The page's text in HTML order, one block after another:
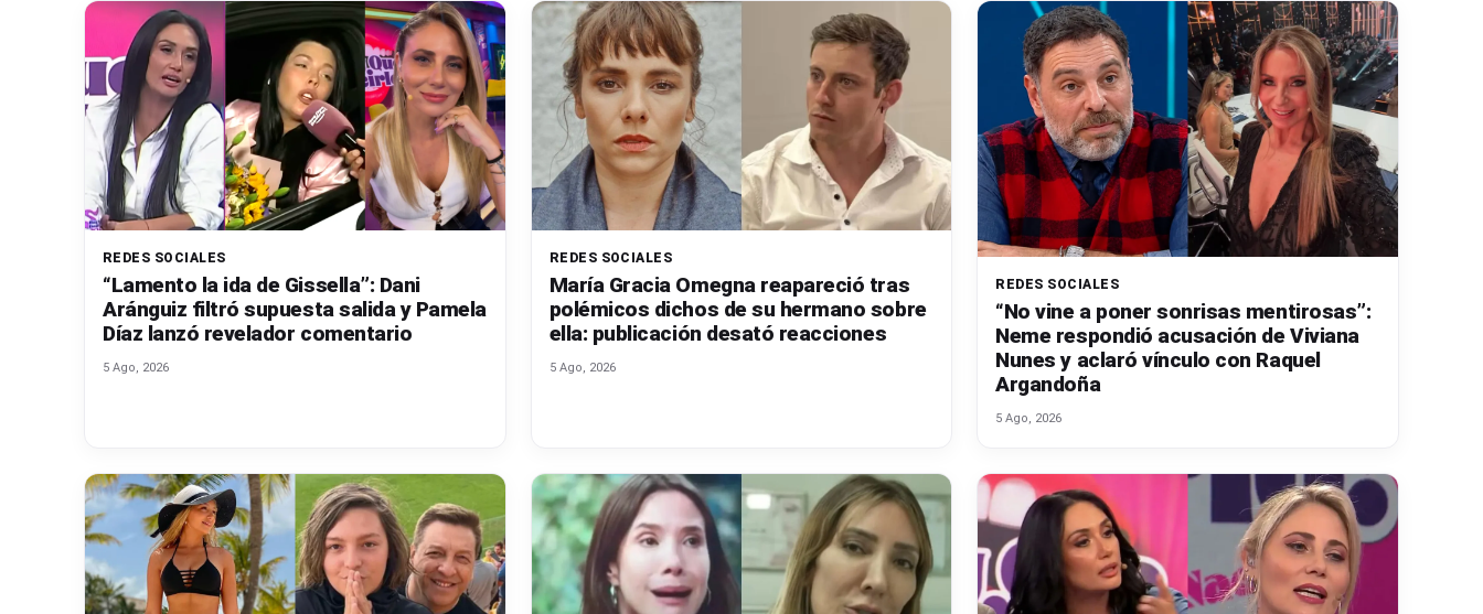
REDES SOCIALES
“Lamento la ida de Gissella”: Dani
Aránguiz filtró supuesta salida y Pamela
Díaz lanzó revelador comentario
5 Ago, 2026
REDES SOCIALES
María Gracia Omegna reapareció tras
polémicos dichos de su hermano sobre
ella: publicación desató reacciones
5 Ago, 2026
REDES SOCIALES
“No vine a poner sonrisas mentirosas”:
Neme respondió acusación de Viviana
Nunes y aclaró vínculo con Raquel
Argandoña
5 Ago, 2026